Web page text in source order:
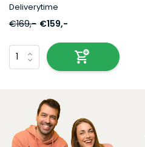
Deliverytime
€169,- €159,-